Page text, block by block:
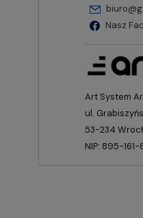
Nasz
Art System
ul.
53-234
NIP: 895-